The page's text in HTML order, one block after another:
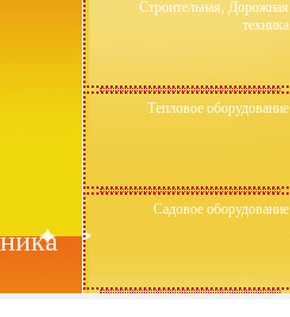
Строительная, Дорожная
техника
Тепловое оборудование
Садовое оборудование